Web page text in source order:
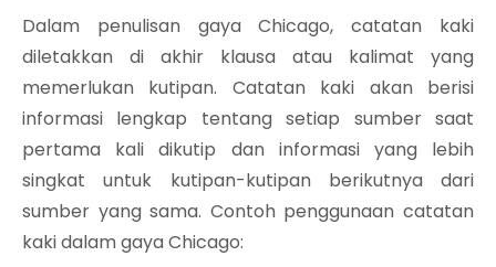
Dalam penulisan gaya Chicago, catatan kaki
diletakkan di akhir klausa atau kalimat yang
memerlukan kutipan. Catatan kaki akan berisi
informasi lengkap tentang setiap sumber saat
pertama kali dikutip dan informasi yang lebih
singkat untuk kutipan-kutipan berikutnya dari
sumber yang sama. Contoh penggunaan catatan
kaki dalam gaya Chicago: